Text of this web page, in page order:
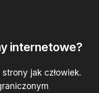
internetowe?
jak człowiek.